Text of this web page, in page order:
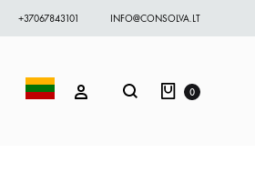
+37067843101 INFO@CONSOLVA.LT
PRISIJUNGTI
Paieška Krepšelis
0